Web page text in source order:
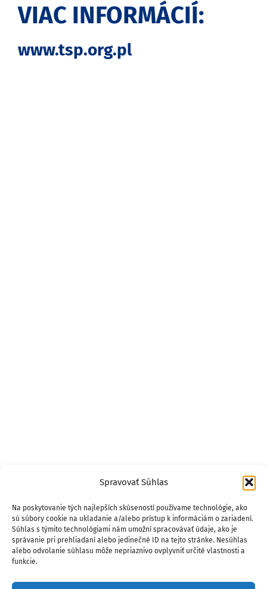
Spravovať Súhlas
Na poskytovanie tých najlepších skúseností používame technológie, ako
sú súbory cookie na ukladanie a/alebo prístup k informáciám o zariadení.
Súhlas s týmito technológiami nám umožní spracovávať údaje, ako je
správanie pri prehliadaní alebo jedinečné ID na tejto stránke. Nesúhlas
alebo odvolanie súhlasu môže nepriaznivo ovplyvniť určité vlastnosti a
funkcie.
VIAC INFORMÁCIÍ:
www.tsp.org.pl